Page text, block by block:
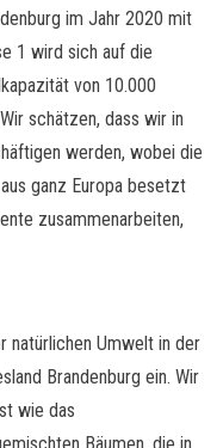
im Jahr 2020 mit
1 wird sich auf die
von 10.000
schätzen, dass wir in
werden, wobei die
ganz Europa besetzt
zusammenarbeiten,
natürlichen Umwelt in der
Brandenburg ein. Wir
wie das